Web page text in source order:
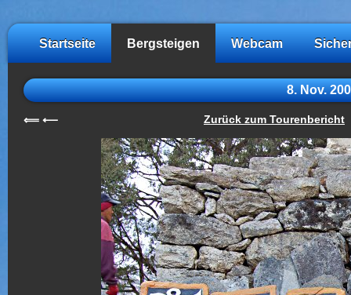
Startseite Bergsteigen Webcam
8. Nov.
⟸ ⟵ Zurück zum Tourenbericht